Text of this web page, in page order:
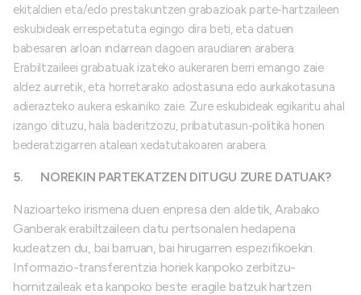
ekitaldien eta/edo prestakuntzen grabazioak parte-hartzaileen
eskubideak errespetatuta egingo dira beti, eta datuen
babesaren arloan indarrean dagoen araudiaren arabera.
Erabiltzaileei grabatuak izateko aukeraren berri emango zaie
aldez aurretik, eta horretarako adostasuna edo aurkakotasuna
adierazteko aukera eskainiko zaie. Zure eskubideak egikaritu ahal
izango dituzu, hala baderitzozu, pribatutasun-politika honen
bederatzigarren atalean xedatutakoaren arabera.
5. NOREKIN PARTEKATZEN DITUGU ZURE DATUAK?
Nazioarteko irismena duen enpresa den aldetik, Arabako
Ganberak erabiltzaileen datu pertsonalen hedapena
kudeatzen du, bai barruan, bai hirugarren espezifikoekin.
Informazio-transferentzia horiek kanpoko zerbitzu-
hornitzaileak eta kanpoko beste eragile batzuk hartzen